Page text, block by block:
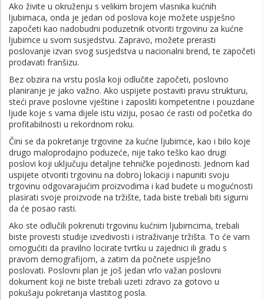
Ako živite u okruženju s velikim brojem vlasnika kućnih
ljubimaca, onda je jedan od poslova koje možete uspješno
započeti kao nadobudni poduzetnik otvoriti trgovinu za kućne
ljubimce u svom susjedstvu. Zapravo, možete prerasti
poslovanje izvan svog susjedstva u nacionalni brend, te započeti
prodavati franšizu.
Bez obzira na vrstu posla koji odlučite započeti, poslovno
planiranje je jako važno. Ako uspijete postaviti pravu strukturu,
steći prave poslovne vještine i zaposliti kompetentne i pouzdane
ljude koje s vama dijele istu viziju, posao će rasti od početka do
profitabilnosti u rekordnom roku.
Čini se da pokretanje trgovine za kućne ljubimce, kao i bilo koje
drugo maloprodajno poduzeće, nije tako teško kao drugi
poslovi koji uključuju detaljne tehničke pojedinosti. Jednom kad
uspijete otvoriti trgovinu na dobroj lokaciji i napuniti svoju
trgovinu odgovarajućim proizvodima i kad budete u mogućnosti
plasirati svoje proizvode na tržište, tada biste trebali biti sigurni
da će posao rasti.
Ako ste odlučili pokrenuti trgovinu kućnim ljubimcima, trebali
biste provesti studije izvedivosti i istraživanje tržišta. To će vam
omogućiti da pravilno locirate tvrtku u zajednici ili gradu s
pravom demografijom, a zatim da počnete uspješno
poslovati. Poslovni plan je još jedan vrlo važan poslovni
dokument koji ne biste trebali uzeti zdravo za gotovo u
pokušaju pokretanja vlastitog posla.